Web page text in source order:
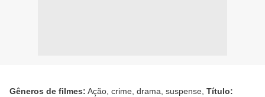
Gêneros de filmes: Ação, crime, drama, suspense, Título: